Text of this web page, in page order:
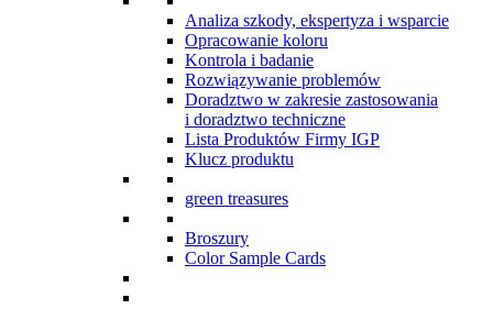
Analiza szkody, ekspertyza i wsparcie
Opracowanie koloru
Kontrola i badanie
Rozwiązywanie problemów
Doradztwo w zakresie zastosowania
i doradztwo techniczne
Lista Produktów Firmy IGP
Klucz produktu
green treasures
Broszury
Color Sample Cards